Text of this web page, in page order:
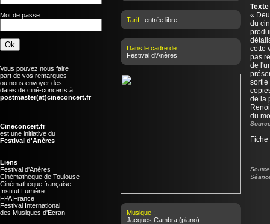
Mot de passe
Vous pouvez nous faire
part de vos remarques
ou nous envoyer des
dates de ciné-concerts à :
postmaster(at)cineconcert.fr
Cineconcert.fr
est une initiative du
Festival d'Anères
Liens
Festival d'Anères
Cinémathèque de Toulouse
Cinémathèque française
Institut Lumière
FPA France
Festival International
des Musiques d'Ecran
Tarif : entrée libre
Dans le cadre de :
Festival d'Anères
Musique :
Jacques Cambra (piano)
«
du
cette
pas
de
sortie
de la
du